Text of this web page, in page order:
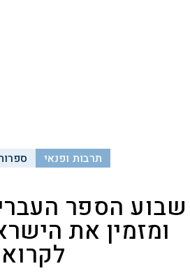
תרבות ופנאי
שבוע הספר
ומזמין את
לקרוא